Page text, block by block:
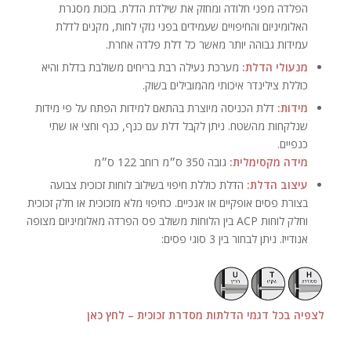
הפלדה מפני חלודה ומחזק את שילדת הדלת. בזכות מסגרת
האלומיניום והחיפויים שעמידים בפני נזקי לחות, מקנים לדלת
עמידות גבוהה יותר מאשר כל דלת פלדה אחרת.
מנעולי הדלת: מערכת נעילה רבת בריחים משולבת בדלת והיא
כוללת צילינדר איכותי מהמובילים בשוק.
מידות: דלת הכניסה מיוצרת בהתאם למידות הפתח על פי מידות
שנלקחות מהשטח. ניתן לקבל דלת עם כנף, כנף וחצי או שתי
כנפיים.
מידה מקסימלית: גובה 350 ס״מ רוחב 122 ס״מ
עיצוב הדלת: הדלת כוללת חיפוי בשילוב לוחות זכוכית צבועה
בצורת פסים אופקיים או אנכיים. כחיפוי מלא מזכוכית או חלק זכוכית
וחלק לוחות ACP בין הלוחות משולב פס הפרדה מאלומיניום מצופה
אנודייז. ניתן לבחור בין 3 סוגי פסים:
לצפיה בכל דגמי הדלתות מסדרת זכוכית – לחץ כאן